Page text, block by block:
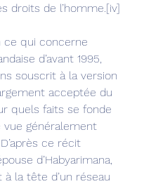
droits de l’homme.[iv]
ce qui concerne
d’avant 1995,
souscrit à la version
acceptée du
quels faits se fonde
vue généralement
ce récit
d’Habyarimana,
à la tête d’un réseau